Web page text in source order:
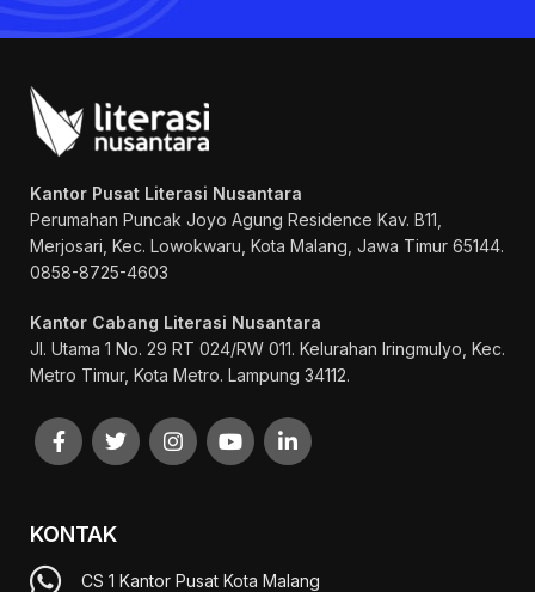
Kantor Pusat Literasi Nusantara
Perumahan Puncak Joyo Agung Residence Kav. B11,
Merjosari, Kec. Lowokwaru, Kota Malang, Jawa Timur 65144.
0858-8725-4603
Kantor Cabang Literasi Nusantara
Jl. Utama 1 No. 29 RT 024/RW 011. Kelurahan Iringmulyo, Kec.
Metro Timur, Kota Metro. Lampung 34112.
KONTAK
CS 1 Kantor Pusat Kota Malang